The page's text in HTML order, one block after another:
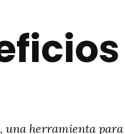
una herramienta